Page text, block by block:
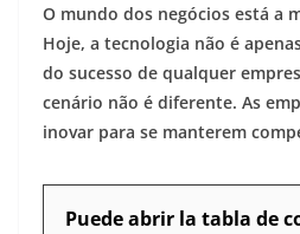
O mundo dos negócios está a
Hoje, a tecnologia não é
do sucesso de qualquer
cenário não é diferente. As
inovar para se manterem
Puede abrir la tabla de